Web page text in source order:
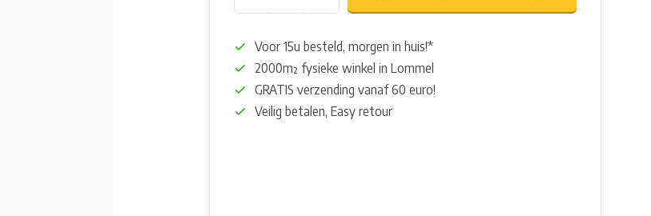
Voor 15u besteld, morgen in huis!*
2000m² fysieke winkel in Lommel
GRATIS verzending vanaf 60 euro!
Veilig betalen, Easy retour